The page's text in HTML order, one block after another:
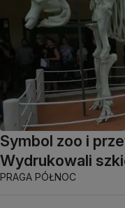
Symbol zoo i
Wydrukowali
PRAGA PÓŁNOC